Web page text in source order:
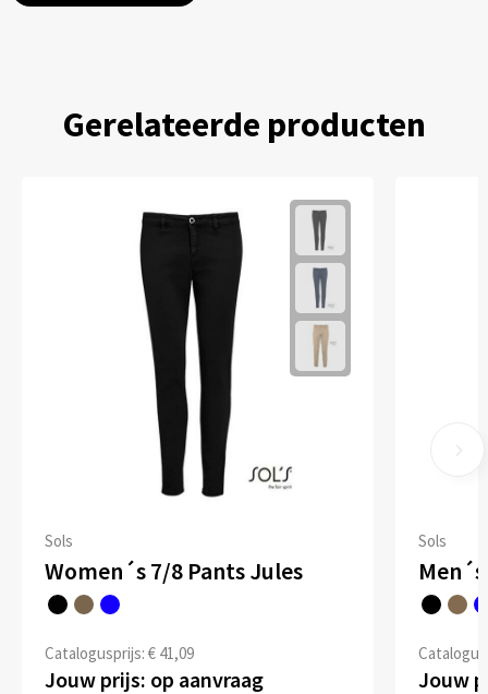
Gerelateerde producten
Sols
Women´s 7/8 Pants Jules
Catalogusprijs: € 41,09
Jouw prijs: op aanvraag
Sols
Jouw